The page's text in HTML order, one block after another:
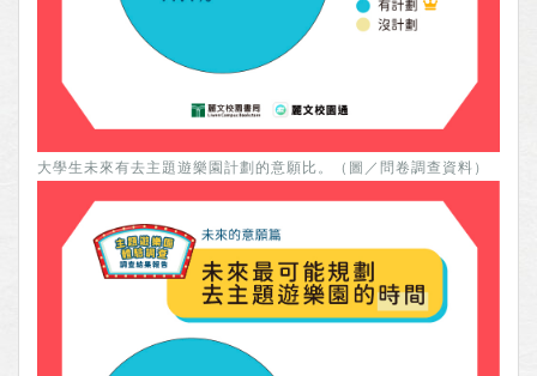
大學生未來有去主題遊樂園計劃的意願比。（圖／問卷調查資料）